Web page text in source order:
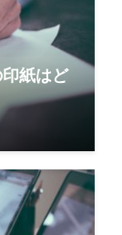
紙はど